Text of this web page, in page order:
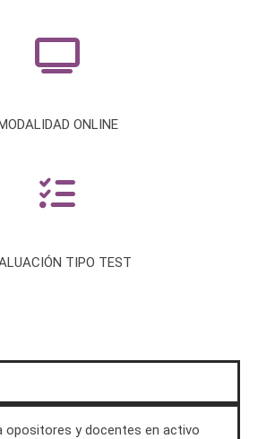
ONLINE
TIPO TEST
opositores y docentes en activo